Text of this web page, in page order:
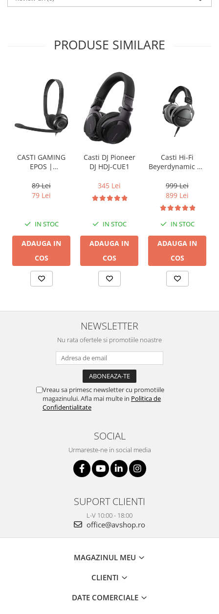
PRODUSE SIMILARE
CASTI GAMING
EPOS |
CHAT
89 Lei
79 Lei
IN STOC
ADAUGA IN
COS
Casti DJ Pioneer
DJ HDJ-CUE1
345 Lei
IN STOC
ADAUGA IN
COS
Casti Hi-Fi
Beyerdynamic DT
999 Lei
899 Lei
IN STOC
ADAUGA IN
COS
NEWSLETTER
Nu rata ofertele si promotiile noastre
Vreau sa primesc newsletter cu promotiile
magazinului. Afla mai multe in Politica de
Confidentialitate
SOCIAL
Urmareste-ne in social media
SUPORT CLIENTI
L-V 10:00 - 18:00
office@avshop.ro
MAGAZINUL MEU
CLIENTI
DATE COMERCIALE